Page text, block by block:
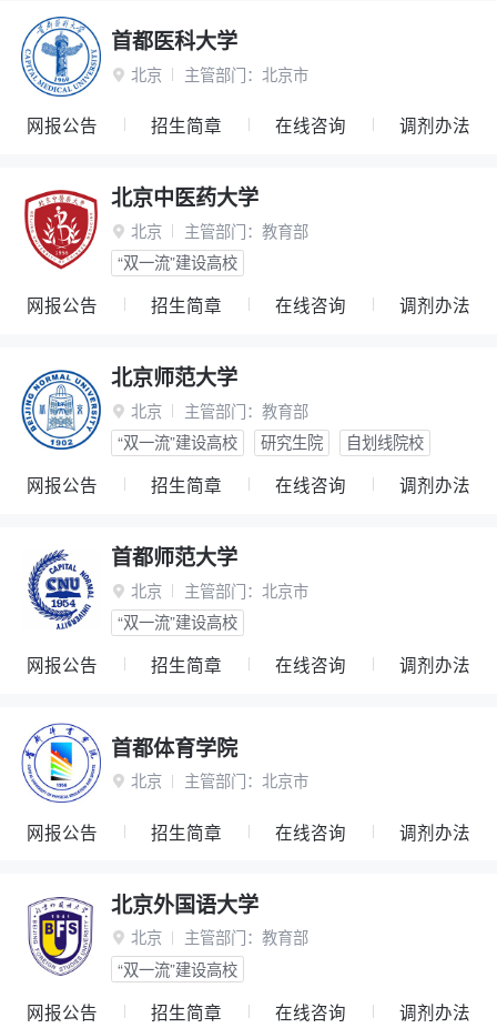
首都医科大学
 北京 主管部门： 北京市
网报公告 招生简章 在线咨询 调剂办法
北京中医药大学
 北京 主管部门： 教育部
“双一流”建设高校
网报公告 招生简章 在线咨询 调剂办法
北京师范大学
 北京 主管部门： 教育部
“双一流”建设高校
研究生院 自划线院校
网报公告 招生简章 在线咨询 调剂办法
首都师范大学
 北京 主管部门： 北京市
“双一流”建设高校
网报公告 招生简章 在线咨询 调剂办法
首都体育学院
 北京 主管部门： 北京市
网报公告 招生简章 在线咨询 调剂办法
北京外国语大学
 北京 主管部门： 教育部
“双一流”建设高校
网报公告 招生简章 在线咨询 调剂办法